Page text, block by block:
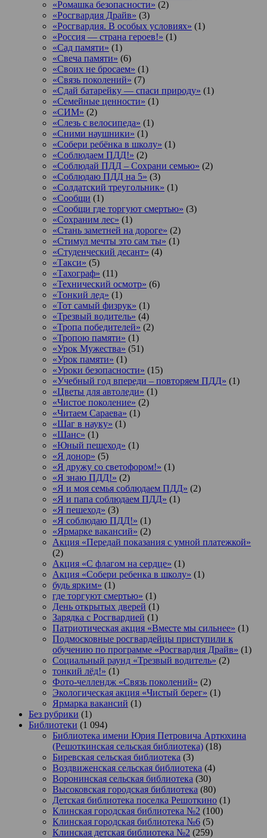
«Ромашка безопасности» (2)
«Росгвардия Драйв» (3)
«Росгвардия. В особых условиях» (1)
«Россия — страна героев!» (1)
«Сад памяти» (1)
«Свеча памяти» (6)
«Своих не бросаем» (1)
«Связь поколений» (7)
«Сдай батарейку — спаси природу» (1)
«Семейные ценности» (1)
«СИМ» (2)
«Слезь с велосипеда» (1)
«Сними наушники» (1)
«Собери ребёнка в школу» (1)
«Соблюдаем ПДД!» (2)
«Соблюдай ПДД – Сохрани семью» (2)
«Соблюдаю ПДД на 5» (3)
«Солдатский треугольник» (1)
«Сообщи (1)
«Сообщи где торгуют смертью» (3)
«Сохраним лес» (1)
«Стань заметней на дороге» (2)
«Стимул мечты это сам ты» (1)
«Студенческий десант» (4)
«Такси» (5)
«Тахограф» (11)
«Технический осмотр» (6)
«Тонкий лед» (1)
«Тот самый физрук» (1)
«Трезвый водитель» (4)
«Тропа победителей» (2)
«Тропою памяти» (1)
«Урок Мужества» (51)
«Урок памяти» (1)
«Уроки безопасности» (15)
«Учебный год впереди – повторяем ПДД» (1)
«Цветы для автоледи» (1)
«Чистое поколение» (2)
«Читаем Сараева» (1)
«Шаг в науку» (1)
«Шанс» (1)
«Юный пешеход» (1)
«Я донор» (5)
«Я дружу со светофором!» (1)
«Я знаю ПДД!» (2)
«Я и моя семья соблюдаем ПДД» (2)
«Я и папа соблюдаем ПДД» (1)
«Я пешеход» (3)
«Я соблюдаю ПДД!» (1)
«Ярмарке вакансий» (2)
Акция «Передай показания с умной платежкой»
(2)
Акция «С флагом на сердце» (1)
Акция «Собери ребенка в школу» (1)
будь ярким» (1)
где торгуют смертью» (1)
День открытых дверей (1)
Зарядка с Росгвардией (1)
Патриотическая акция «Вместе мы сильнее» (1)
Подмосковные росгвардейцы приступили к
обучению по программе «Росгвардия Драйв» (1)
Социальный раунд «Трезвый водитель» (2)
тонкий лёд!» (1)
Фото-челлендж «Связь поколений» (2)
Экологическая акция «Чистый берег» (1)
Ярмарка вакансий (1)
Без рубрики (1)
Библиотеки (1 094)
Библиотека имени Юрия Петровича Артюхина
(Решоткинская сельская библиотека) (18)
Биревская сельская библиотека (3)
Воздвиженская сельская библиотека (4)
Воронинская сельская библиотека (30)
Высоковская городская библиотека (80)
Детская библиотека поселка Решоткино (1)
Клинская городская библиотека №2 (100)
Клинская городская библиотека №6 (5)
Клинская детская библиотека №2 (259)